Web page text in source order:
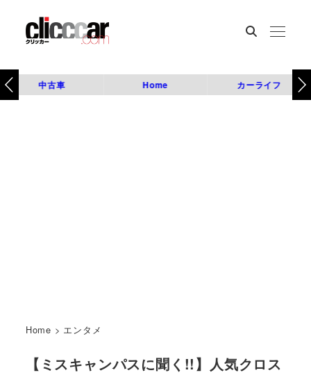
中古車 Home カーライフ
Home > エンタメ
【ミスキャンパスに聞く!!】人気クロス